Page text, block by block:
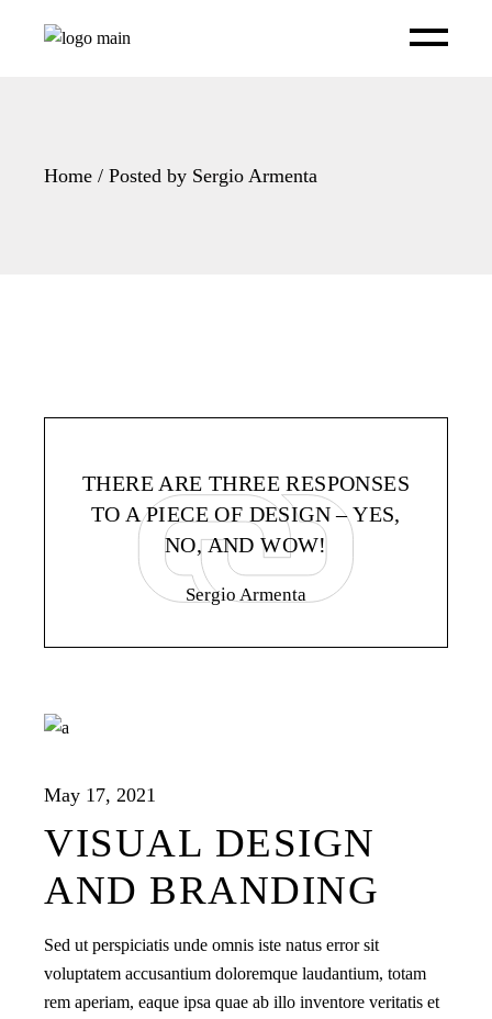
Home Posted by Sergio Armenta
THERE ARE THREE RESPONSES
TO A PIECE OF DESIGN – YES,
NO, AND WOW!
Sergio Armenta
May 17, 2021
VISUAL DESIGN
AND BRANDING
Sed ut perspiciatis unde omnis iste natus error sit
voluptatem accusantium doloremque laudantium, totam
rem aperiam, eaque ipsa quae ab illo inventore veritatis et